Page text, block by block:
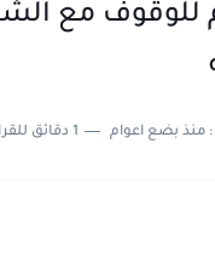
للوقوف مع
منذ بضع اعوام 1 دقائق للقراءة